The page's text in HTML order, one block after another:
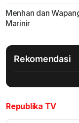
Menhan dan
Marinir
Rekomendasi
Republika TV